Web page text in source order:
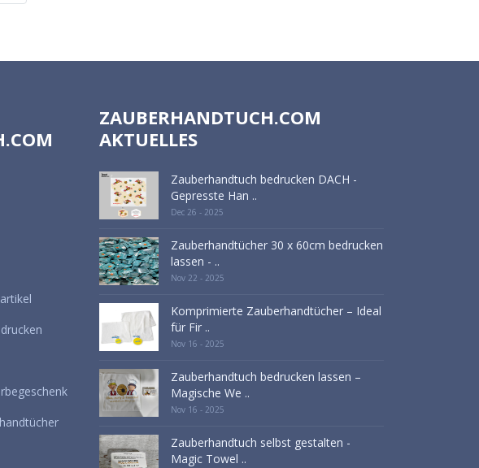
ZAUBERHANDTUCH.COM
AKTUELLES
Zauberhandtuch bedrucken DACH -
Gepresste Han ..
Dec 26 - 2025
Zauberhandtücher 30 x 60cm bedrucken
lassen - ..
Nov 22 - 2025
Komprimierte Zauberhandtücher – Ideal
für Fir ..
Nov 16 - 2025
Zauberhandtuch bedrucken lassen –
Magische We ..
Nov 16 - 2025
Zauberhandtuch selbst gestalten -
Magic Towel ..